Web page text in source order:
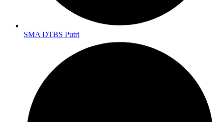
SMA DTBS Putri